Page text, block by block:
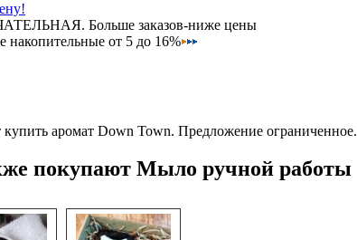
Больше заказов-ниже цены
накопительные от 5 до 16%
купить аромат Down Town. Предложение ограниченное.
покупают Мыло ручной работы